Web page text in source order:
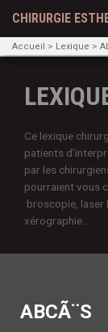
CHIRURGIE
Accueil Lexique
Ce lexique
patients
par les
pourraient vous
broscopie, laser
xérographie...
ABCÃ¨S